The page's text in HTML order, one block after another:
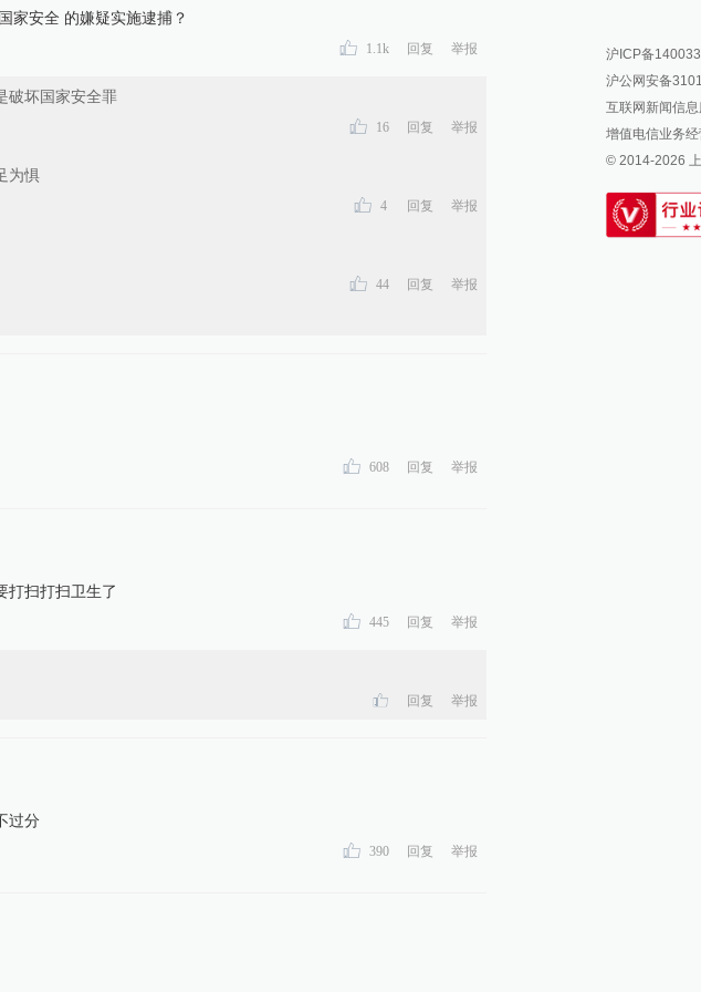
家安全 的嫌疑实施逮捕？
1.1k 回复 举报
破坏国家安全罪
16 回复 举报
为惧
4 回复 举报
44 回复 举报
608 回复 举报
打扫打扫卫生了
445 回复 举报
回复 举报
过分
390 回复 举报
报料邮箱:
沪ICP备
沪公网安备
互联网新闻信
增值电信业务
© 2014-2026